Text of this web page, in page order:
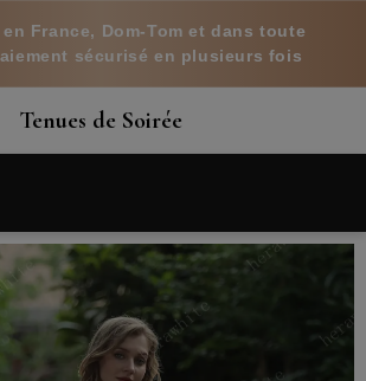
France, Dom-Tom et dans toute
sécurisé en plusieurs fois
Tenues de Soirée